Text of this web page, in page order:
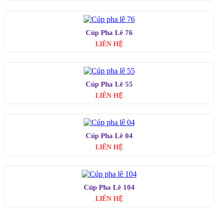
Cúp Pha Lê 76
LIÊN HỆ
Cúp Pha Lê 55
LIÊN HỆ
Cúp Pha Lê 04
LIÊN HỆ
Cúp Pha Lê 104
LIÊN HỆ